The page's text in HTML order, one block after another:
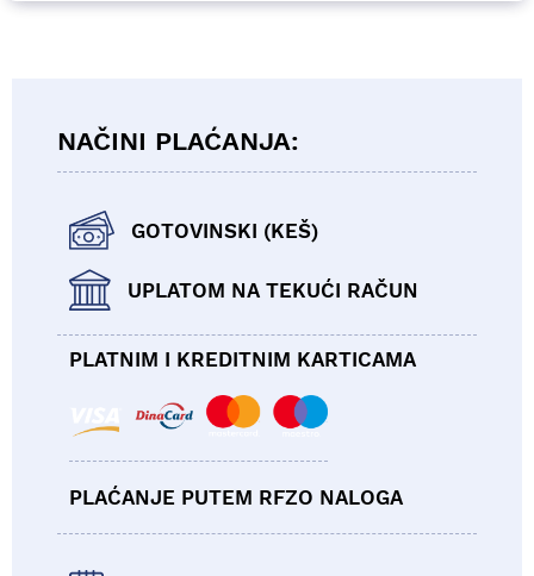
NAČINI PLAĆANJA:
GOTOVINSKI (KEŠ)
UPLATOM NA TEKUĆI RAČUN
PLATNIM I KREDITNIM KARTICAMA
PLAĆANJE PUTEM RFZO NALOGA